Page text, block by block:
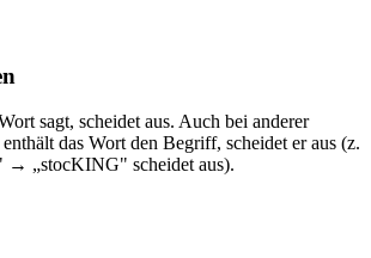
sagt, scheidet aus. Auch bei anderer
das Wort den Begriff, scheidet er aus (z.
„stocKING" scheidet aus).